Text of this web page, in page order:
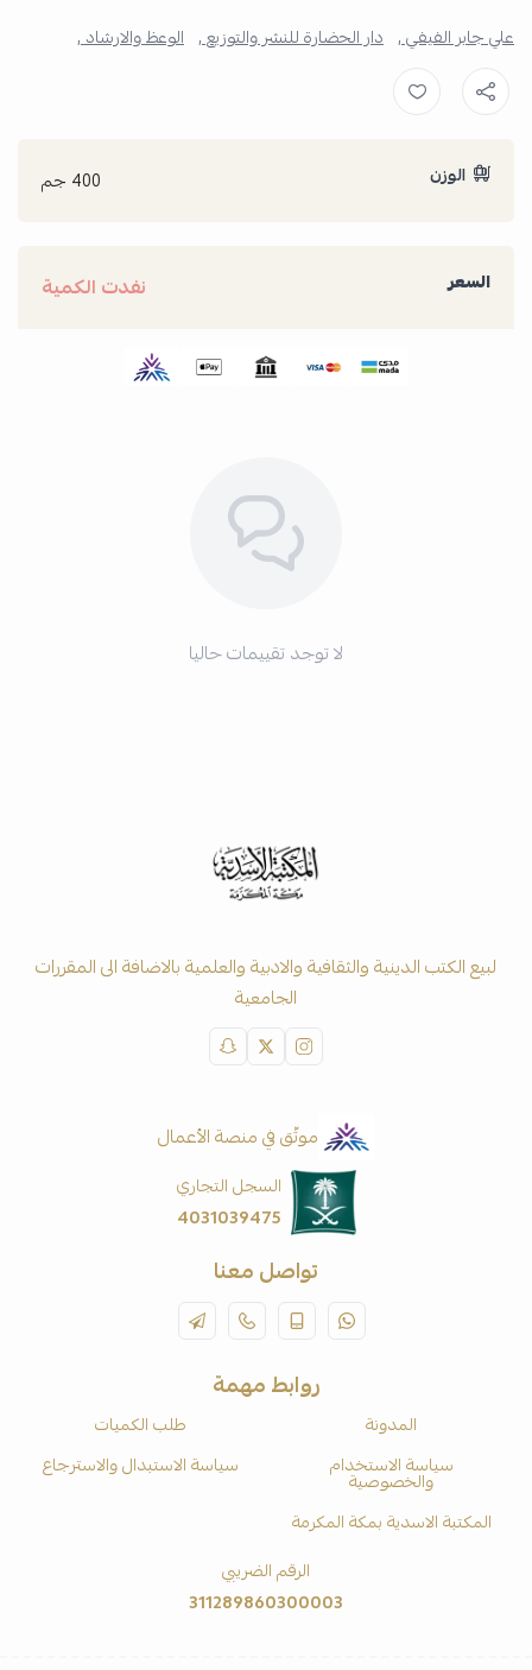
علي جابر الفيفي , دار الحضارة للنشر والتوزيع , الوعظ والارشاد ,
الوزن 400 جم
السعر نفدت الكمية
لا توجد تقييمات حاليا
لبيع الكتب الدينية والثقافية والادبية والعلمية بالاضافة الى المقررات
الجامعية
موثّق في منصة الأعمال
السجل التجاري
4031039475
تواصل معنا
روابط مهمة
المدونة
طلب الكميات
سياسة الاستخدام
والخصوصية
سياسة الاستبدال والاسترجاع
المكتبة الاسدية بمكة المكرمة
الرقم الضريبي
311289860300003